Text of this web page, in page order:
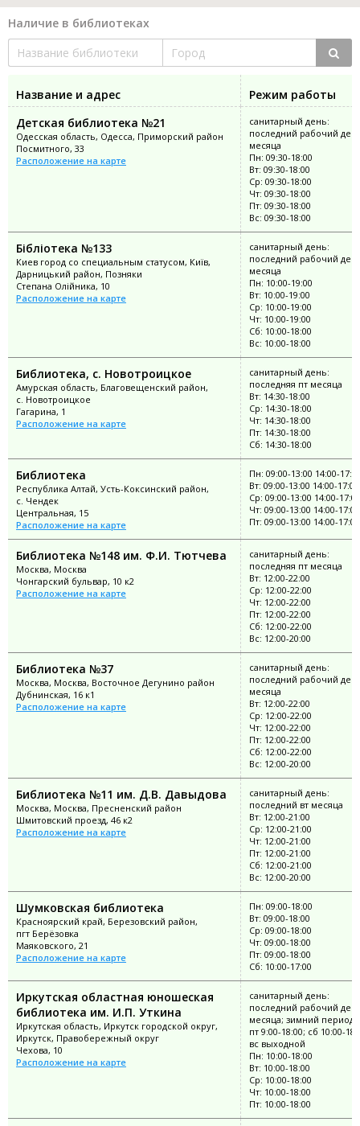
Наличие в библиотеках
Название и адрес
Режим работы
Детская библиотека №21
Одесская область, Одесса, Приморский район
Посмитного, 33
Расположение на карте
санитарный день:
последний рабочий
месяца
Пн: 09:30-18:00
Вт: 09:30-18:00
Ср: 09:30-18:00
Чт: 09:30-18:00
Пт: 09:30-18:00
Вс: 09:30-18:00
Бібліотека №133
Киев город со специальным статусом, Київ,
Дарницький район, Позняки
Степана Олійника, 10
Расположение на карте
санитарный день:
последний рабочий
месяца
Пн: 10:00-19:00
Вт: 10:00-19:00
Ср: 10:00-19:00
Чт: 10:00-19:00
Сб: 10:00-18:00
Вс: 10:00-18:00
Библиотека, с. Новотроицкое
Амурская область, Благовещенский район,
с. Новотроицкое
Гагарина, 1
Расположение на карте
санитарный день:
последняя пт месяца
Вт: 14:30-18:00
Ср: 14:30-18:00
Чт: 14:30-18:00
Пт: 14:30-18:00
Сб: 14:30-18:00
Библиотека
Республика Алтай, Усть-Коксинский район,
с. Чендек
Центральная, 15
Расположение на карте
Пн: 09:00-13:00 14:00-
Вт: 09:00-13:00 14:00-17:00
Ср: 09:00-13:00 14:00-17:00
Чт: 09:00-13:00 14:00-17:00
Пт: 09:00-13:00 14:00-17:00
Библиотека №148 им. Ф.И. Тютчева
Москва, Москва
Чонгарский бульвар, 10 к2
Расположение на карте
санитарный день:
последняя пт месяца
Вт: 12:00-22:00
Ср: 12:00-22:00
Чт: 12:00-22:00
Пт: 12:00-22:00
Сб: 12:00-22:00
Вс: 12:00-20:00
Библиотека №37
Москва, Москва, Восточное Дегунино район
Дубнинская, 16 к1
Расположение на карте
санитарный день:
последний рабочий
месяца
Вт: 12:00-22:00
Ср: 12:00-22:00
Чт: 12:00-22:00
Пт: 12:00-22:00
Сб: 12:00-22:00
Вс: 12:00-20:00
Библиотека №11 им. Д.В. Давыдова
Москва, Москва, Пресненский район
Шмитовский проезд, 46 к2
Расположение на карте
санитарный день:
последний вт месяца
Вт: 12:00-21:00
Ср: 12:00-21:00
Чт: 12:00-21:00
Пт: 12:00-21:00
Сб: 12:00-21:00
Вс: 12:00-20:00
Шумковская библиотека
Красноярский край, Березовский район,
пгт Берёзовка
Маяковского, 21
Расположение на карте
Пн: 09:00-18:00
Вт: 09:00-18:00
Ср: 09:00-18:00
Чт: 09:00-18:00
Пт: 09:00-18:00
Сб: 10:00-17:00
Иркутская областная юношеская
библиотека им. И.П. Уткина
Иркутская область, Иркутск городской округ,
Иркутск, Правобережный округ
Чехова, 10
Расположение на карте
санитарный день:
последний рабочий
месяца; зимний период:
пт 9:00-18:00; сб 10:00-
вс выходной
Пн: 10:00-18:00
Вт: 10:00-18:00
Ср: 10:00-18:00
Чт: 10:00-18:00
Пт: 10:00-18:00